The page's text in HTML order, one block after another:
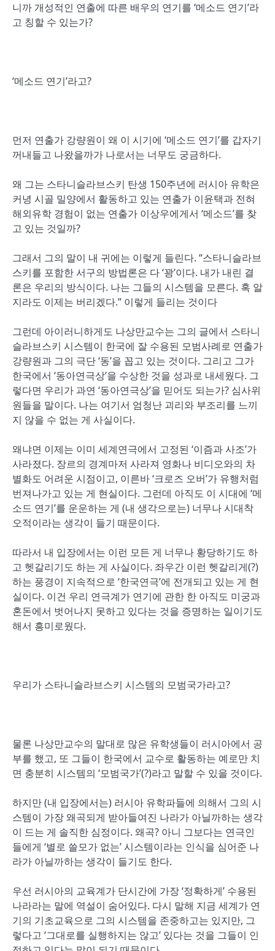
니까 개성적인 연출에 따른 배우의 연기를 ‘메소드 연기’라
고 칭할 수 있는가?
‘메소드 연기’라고?
먼저 연출가 강량원이 왜 이 시기에 ‘메소드 연기’를 갑자기
꺼내들고 나왔을까가 나로서는 너무도 궁금하다.
왜 그는 스타니슬라브스키 탄생 150주년에 러시아 유학은
커녕 시골 밀양에서 활동하고 있는 연출가 이윤택과 전혀
해외유학 경험이 없는 연출가 이상우에게서 ‘메소드’를 찾
고 있는 것일까?
그래서 그의 말이 내 귀에는 이렇게 들린다. “스타니슬라브
스키를 포함한 서구의 방법론은 다 ‘꽝’이다. 내가 내린 결
론은 우리의 방식이다. 나는 그들의 시스템을 모른다. 혹 알
지라도 이제는 버리겠다.” 이렇게 들리는 것이다
그런데 아이러니하게도 나상만교수는 그의 글에서 스타니
슬라브스키 시스템이 한국에 잘 수용된 모범사례로 연출가
강량원과 그의 극단 ‘동’을 꼽고 있는 것이다. 그리고 그가
한국에서 ‘동아연극상’을 수상한 것을 성과로 내세웠다. 그
렇다면 우리가 과연 ‘동아연극상’을 믿어도 되는가? 심사위
원들을 말이다. 나는 여기서 엄청난 괴리와 부조리를 느끼
지 않을 수 없는 게 사실이다.
왜냐면 이제는 이미 세계연극에서 고정된 ‘이즘과 사조’가
사라졌다. 장르의 경계마저 사라져 영화나 비디오와의 차
별화도 어려운 시점이고, 이른바 ‘크로즈 오버’가 유행처럼
번져나가고 있는 게 현실이다. 그런데 아직도 이 시대에 ‘메
소드 연기’를 운운하는 게 (내 생각으로는) 너무나 시대착
오적이라는 생각이 들기 때문이다.
따라서 내 입장에서는 이런 모든 게 너무나 황당하기도 하
고 헷갈리기도 하는 게 사실이다. 좌우간 이런 헷갈리게(?)
하는 풍경이 지속적으로 ‘한국연극’에 전개되고 있는 게 현
실이다. 이건 우리 연극계가 연기에 관한 한 아직도 미궁과
혼돈에서 벗어나지 못하고 있다는 것을 증명하는 일이기도
해서 흥미로웠다.
우리가 스타니슬라브스키 시스템의 모범국가라고?
물론 나상만교수의 말대로 많은 유학생들이 러시아에서 공
부를 했고, 또 그들이 한국에서 교수로 활동하는 예로만 치
면 충분히 시스템의 ‘모범국가’(?)라고 말할 수 있을 것이다.
하지만 (내 입장에서는) 러시아 유학파들에 의해서 그의 시
스템이 가장 왜곡되게 받아들여진 나라가 아닐까하는 생각
이 드는 게 솔직한 심정이다. 왜곡? 아니 그보다는 연극인
들에게 ‘별로 쓸모가 없는’ 시스템이라는 인식을 심어준 나
라가 아닐까하는 생각이 들기도 한다.
우선 러시아의 교육계가 단시간에 가장 ‘정확하게’ 수용된
나라라는 말에 역설이 숨어있다. 다시 말해 지금 세계가 연
기의 기초교육으로 그의 시스템을 존중하고는 있지만, 그
렇다고 ‘그대로를 실행하지는 않고’ 있다는 것을 그들이 인